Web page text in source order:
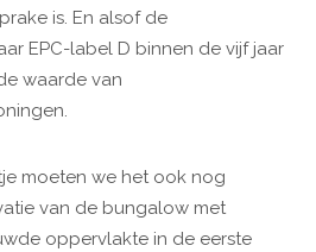
is. En alsof de
EPC-label D binnen de vijf jaar
waarde van
moeten we het ook nog
van de bungalow met
oppervlakte in de eerste